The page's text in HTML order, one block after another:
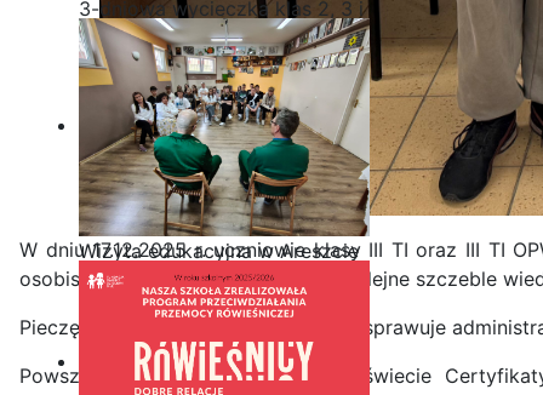
3-dniowa wycieczka klas 2, 3 i
4 technikum w Bieszczady
Wizyta edukacyjna w Areszcie
Śledczym w Radomiu
W dniu 17.12.2025 r. uczniowie klasy III TI oraz III TI
osobistej ścieżce kariery pokonują kolejne szczeble
Pieczę nad ich kursami i egzaminami sprawuje
Powszechnie uznawane na całym świecie